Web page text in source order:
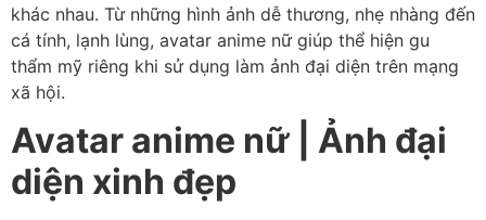
khác nhau. Từ những hình ảnh dễ thương, nhẹ nhàng đến
cá tính, lạnh lùng, avatar anime nữ giúp thể hiện gu
thẩm mỹ riêng khi sử dụng làm ảnh đại diện trên mạng
xã hội.
Avatar anime nữ | Ảnh đại
diện xinh đẹp